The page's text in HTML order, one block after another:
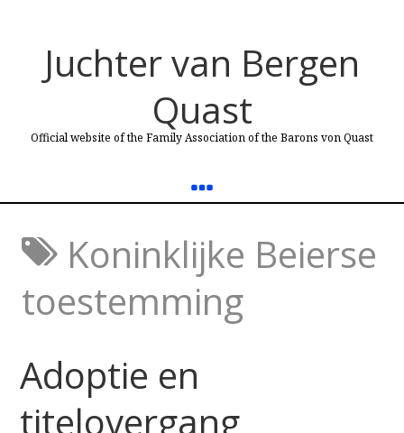
Juchter van Bergen
Quast
Official website of the Family Association of the Barons von Quast
Koninklijke Beierse
toestemming
Adoptie en
titelovergang